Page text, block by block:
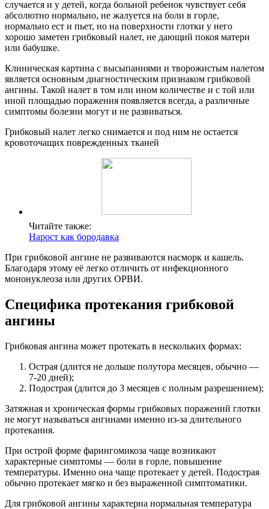
случается и у детей, когда больной ребенок чувствует себя
абсолютно нормально, не жалуется на боли в горле,
нормально ест и пьет, но на поверхности глотки у него
хорошо заметен грибковый налет, не дающий покоя матери
или бабушке.
Клиническая картина с высыпаниями и творожистым налетом
является основным диагностическим признаком грибковой
ангины. Такой налет в том или ином количестве и с той или
иной площадью поражения появляется всегда, а различные
симптомы болезни могут и не развиваться.
Грибковый налет легко снимается и под ним не остается
кровоточащих поврежденных тканей
Читайте также:
Нарост как бородавка
При грибковой ангине не развиваются насморк и кашель.
Благодаря этому её легко отличить от инфекционного
мононуклеоза или других ОРВИ.
Специфика протекания грибковой
ангины
Грибковая ангина может протекать в нескольких формах:
Острая (длится не дольше полутора месяцев, обычно —
7-20 дней);
Подострая (длится до 3 месяцев с полным разрешением);
Затяжная и хроническая формы грибковых поражений глотки
не могут называться ангинами именно из-за длительного
протекания.
При острой форме фарингомикоза чаще возникают
характерные симптомы — боли в горле, повышение
температуры. Именно она чаще протекает у детей. Подострая
обычно протекает мягко и без выраженной симптоматики.
Для грибковой ангины характерна нормальная температура